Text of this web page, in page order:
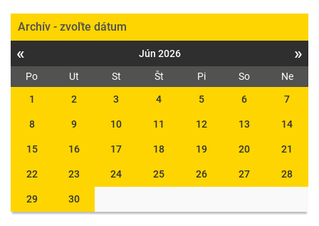
Archív - zvoľte dátum
« Jún 2026 »
Po Ut St Št Pi So
Ne
1
2 3 4 5 6 7
8 9 10 11 12 13 14
15 16 17 18 19 20 21
22 23 24 25 26 27 28
29 30